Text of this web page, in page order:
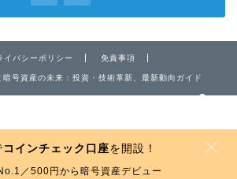
イバシーポリシー 免責事項
号資産の未来：投資・技術革新、最新動向ガイド
お問い合わせ
コインチェック口座を開設！
／500円から暗号資産デビュー